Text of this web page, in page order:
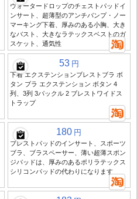
ウォータードロップのチェストパッドイ
ンサート、超薄型のアンチバンプ・ノー
マーキング下着、厚みのある小胸、大き
なバスト、大きなラテックスベストのガ
スケット、通気性
53 円
下着 エクステンションブレストブラ ボ
タン ブラ エクステンション ボタン 4
列、3列 3バックル 2 ブレストワイドス
トラップ
180 円
ブレストパッドのインサート、スポーツ
ブラ、ブラスペーサー、薄い超薄スポン
ジパッドは、厚みのあるポリラテックス
シリコンパッドの代わりになります